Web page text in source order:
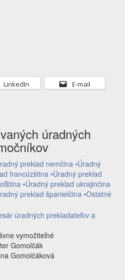
LinkedIn E-mail
úradných
preklad nemčina •Úradný
francúzština •Úradný preklad
•Úradný preklad ukrajinčina
preklad španielčina •Ostatné
úradných prekladateľov a
vymožiteľné
Gomolčák
Gomolčáková